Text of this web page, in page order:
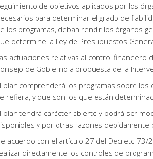
de objetivos aplicados por los
para determinar el grado de
los programas, deban rendir los órganos
determine la Ley de Presupuestos
actuaciones relativas al control
de Gobierno a propuesta de la
plan comprenderá los programas sobre
refiera, y que son los que están
plan tendrá carácter abierto y podrá ser
y por otras razones debidamente
acuerdo con el artículo 27 del Decreto 73/
directamente los controles de